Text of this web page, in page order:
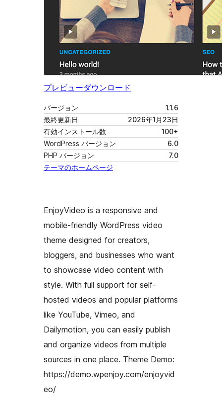
プレビューダウンロード
バージョン
1.1.6
最終更新日
2026年1月23日
有効インストール数
100+
WordPress バージョン
6.0
PHP バージョン
7.0
テーマのホームページ
EnjoyVideo is a responsive and
mobile-friendly WordPress video
theme designed for creators,
bloggers, and businesses who want
to showcase video content with
style. With full support for self-
hosted videos and popular platforms
like YouTube, Vimeo, and
Dailymotion, you can easily publish
and organize videos from multiple
sources in one place. Theme Demo:
https://demo.wpenjoy.com/enjoyvid
eo/